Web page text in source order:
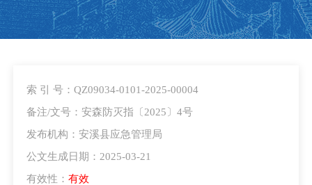
索 引 号：QZ09034-0101-2025-00004
备注/文号：安森防灭指〔2025〕4号
发布机构：安溪县应急管理局
公文生成日期：2025-03-21
有效性： 有效